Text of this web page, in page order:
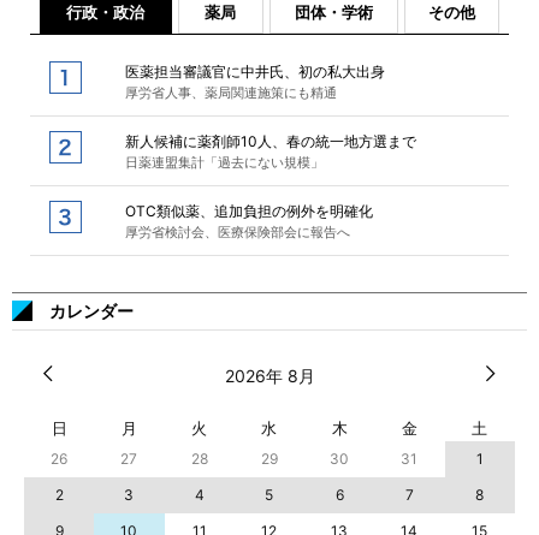
行政・政治 薬局 団体・学術 その他
医薬担当審議官に中井氏、初の私大出身
厚労省人事、薬局関連施策にも精通
新人候補に薬剤師10人、春の統一地方選まで
日薬連盟集計「過去にない規模」
OTC類似薬、追加負担の例外を明確化
厚労省検討会、医療保険部会に報告へ
カレンダー
2026年 8月
日 月 火 水 木 金 土
26 27 28 29 30 31
1
2
3 4 5 6 7
8
9
10 11 12 13 14
15